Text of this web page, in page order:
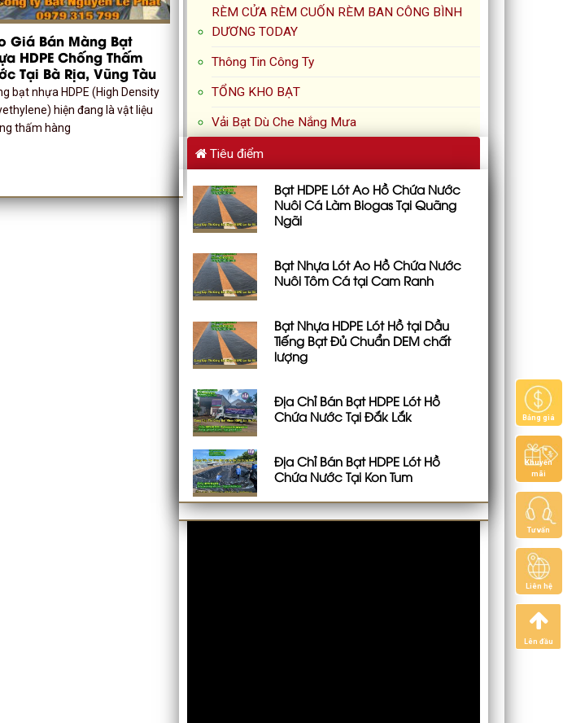
Giá Bán Màng Bạt
HDPE Chống Thấm
Tại Bà Rịa, Vũng Tàu
bạt nhựa HDPE (High Density
hiện đang là vật liệu
thấm hàng
RÈM CỬA RÈM CUỐN RÈM BAN CÔNG BÌNH
DƯƠNG TODAY
Thông Tin Công Ty
TỔNG KHO BẠT
Vải Bạt Dù Che Nắng Mưa
Tiêu điểm
Bạt HDPE Lót Ao Hồ Chứa Nước
Nuôi Cá Làm Biogas Tại Quãng
Ngãi
Bạt Nhựa Lót Ao Hồ Chứa Nước
Nuôi Tôm Cá tại Cam Ranh
Bạt Nhựa HDPE Lót Hồ tại Dầu
Tiếng Bạt Đủ Chuẩn DEM chất
lượng
Địa Chỉ Bán Bạt HDPE Lót Hồ
Chứa Nước Tại Đắk Lắk
Địa Chỉ Bán Bạt HDPE Lót Hồ
Chứa Nước Tại Kon Tum
Bảng giá
Khuyến
mãi
Tư vấn
Liên hệ
Lên đầu